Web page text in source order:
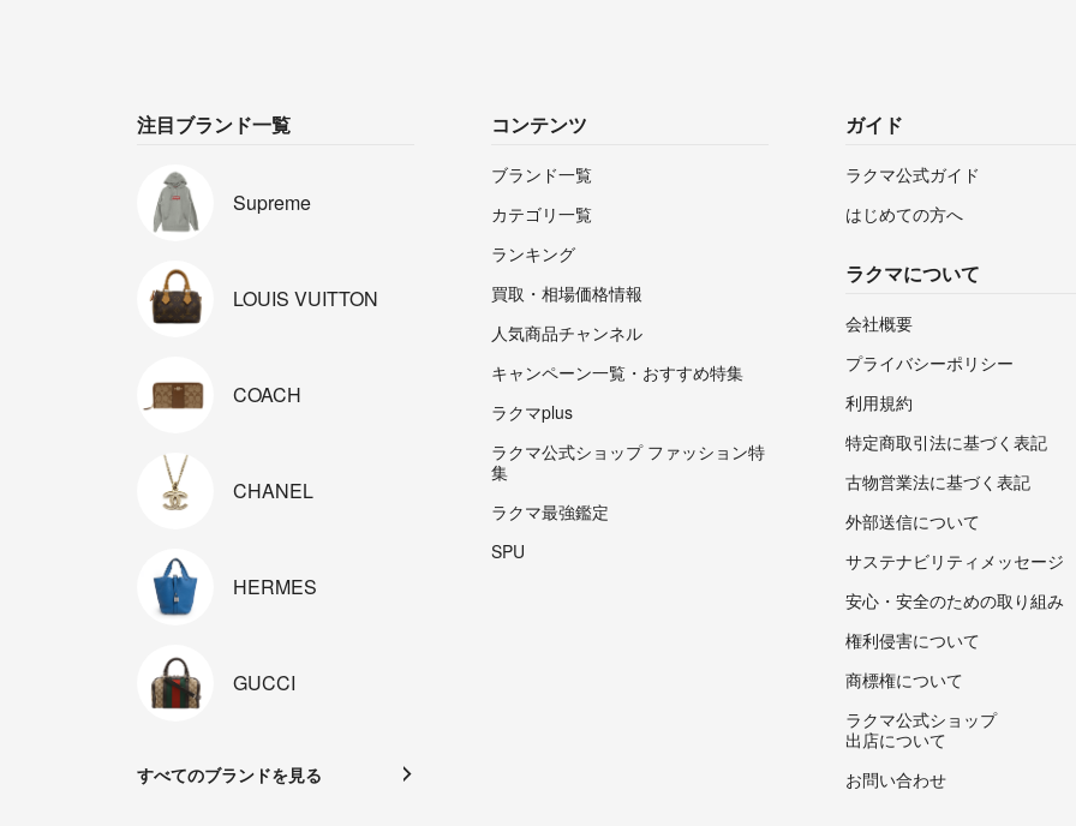
注目ブランド一覧
Supreme
LOUIS VUITTON
COACH
CHANEL
HERMES
GUCCI
すべてのブランドを見る
コンテンツ
ブランド一覧
カテゴリ一覧
ランキング
買取・相場価格情報
人気商品チャンネル
キャンペーン一覧・おすすめ特集
ラクマplus
ラクマ公式ショップ ファッション特
集
ラクマ最強鑑定
SPU
ガイド
ラクマ公式ガイド
はじめての方へ
ラクマについて
会社概要
プライバシーポリシー
利用規約
特定商取引法に基づく表記
古物営業法に基づく表記
外部送信について
サステナビリティメッセージ
安心・安全のための取り組み
権利侵害について
商標権について
ラクマ公式ショップ
出店について
お問い合わせ